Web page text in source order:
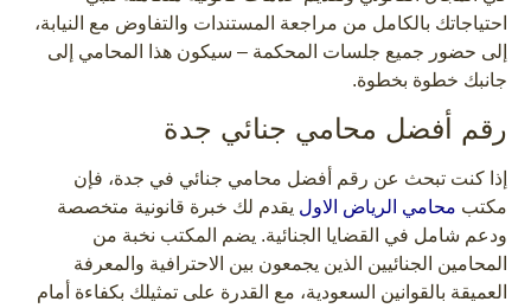
احتياجاتك بالكامل من مراجعة المستندات والتفاوض مع النيابة،
إلى حضور جميع جلسات المحكمة – سيكون هذا المحامي إلى
جانبك خطوة بخطوة.
رقم أفضل محامي جنائي جدة
إذا كنت تبحث عن رقم أفضل محامي جنائي في جدة، فإن
مكتب محامي الرياض الاول يقدم لك خبرة قانونية متخصصة
ودعم شامل في القضايا الجنائية. يضم المكتب نخبة من
المحامين الجنائيين الذين يجمعون بين الاحترافية والمعرفة
العميقة بالقوانين السعودية، مع القدرة على تمثيلك بكفاءة أمام